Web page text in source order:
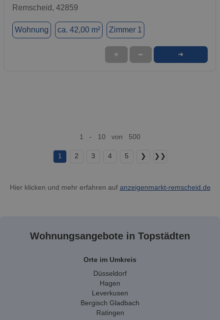
Remscheid, 42859
Wohnung ca. 42,00 m² Zimmer 1
★ ➦ ➜
1 - 10 von 500
1 2 3 4 5 ❯ ❯❯
Hier klicken und mehr erfahren auf anzeigenmarkt-remscheid.de
Wohnungsangebote in Topstädten
Orte im Umkreis
Düsseldorf
Hagen
Leverkusen
Bergisch Gladbach
Ratingen